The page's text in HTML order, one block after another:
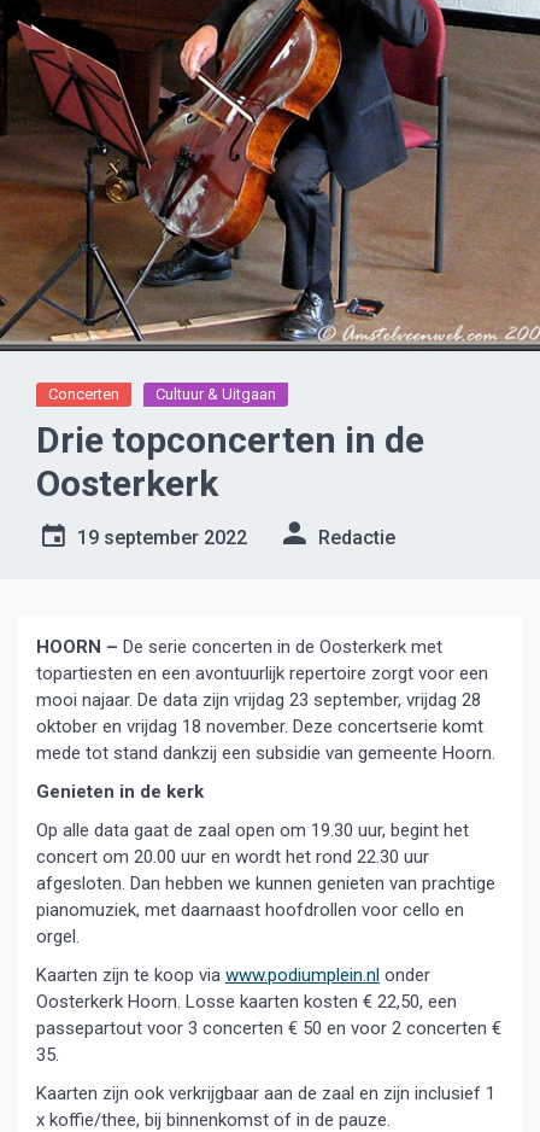
Concerten Cultuur & Uitgaan
Drie topconcerten in de
Oosterkerk
19 september 2022 Redactie
HOORN – De serie concerten in de Oosterkerk met
topartiesten en een avontuurlijk repertoire zorgt voor een
mooi najaar. De data zijn vrijdag 23 september, vrijdag 28
oktober en vrijdag 18 november. Deze concertserie komt
mede tot stand dankzij een subsidie van gemeente Hoorn.
Genieten in de kerk
Op alle data gaat de zaal open om 19.30 uur, begint het
concert om 20.00 uur en wordt het rond 22.30 uur
afgesloten. Dan hebben we kunnen genieten van prachtige
pianomuziek, met daarnaast hoofdrollen voor cello en
orgel.
Kaarten zijn te koop via www.podiumplein.nl onder
Oosterkerk Hoorn. Losse kaarten kosten € 22,50, een
passepartout voor 3 concerten € 50 en voor 2 concerten €
35.
Kaarten zijn ook verkrijgbaar aan de zaal en zijn inclusief 1
x koffie/thee, bij binnenkomst of in de pauze.